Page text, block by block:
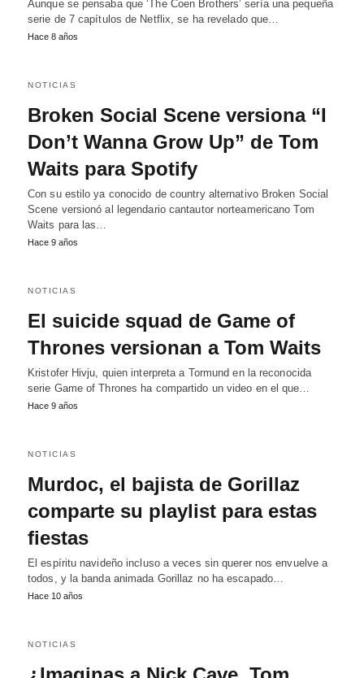
Aunque se pensaba que ‘The Coen Brothers’ sería una pequeña
serie de 7 capítulos de Netflix, se ha revelado que…
Hace 8 años
NOTICIAS
Broken Social Scene versiona “I
Don’t Wanna Grow Up” de Tom
Waits para Spotify
Con su estilo ya conocido de country alternativo Broken Social
Scene versionó al legendario cantautor norteamericano Tom
Waits para las…
Hace 9 años
NOTICIAS
El suicide squad de Game of
Thrones versionan a Tom Waits
Kristofer Hivju, quien interpreta a Tormund en la reconocida
serie Game of Thrones ha compartido un video en el que…
Hace 9 años
NOTICIAS
Murdoc, el bajista de Gorillaz
comparte su playlist para estas
fiestas
El espíritu navideño incluso a veces sin querer nos envuelve a
todos, y la banda animada Gorillaz no ha escapado…
Hace 10 años
NOTICIAS